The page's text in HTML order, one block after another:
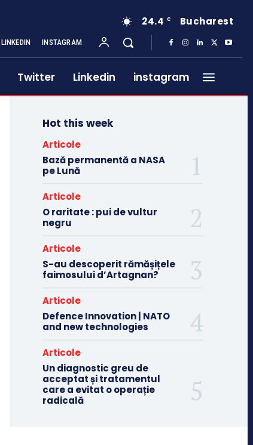
24.4 C Bucharest
LINKEDIN INSTAGRAM
Twitter Linkedin instagram
Hot this week
Articole
Bază permanentă a NASA
pe Lună
Articole
O raritate : pui de vultur
negru
Articole
S-au descoperit rămășițele
faimosului d’Artagnan?
Articole
Defence Innovation | NATO
and new technologies
Articole
Un diagnostic greu de
acceptat și tratamentul
care a evitat o operație
radicală